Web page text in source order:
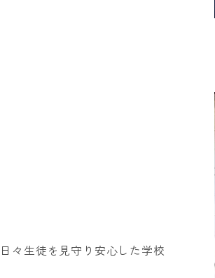
々生徒を見守り安心した学校